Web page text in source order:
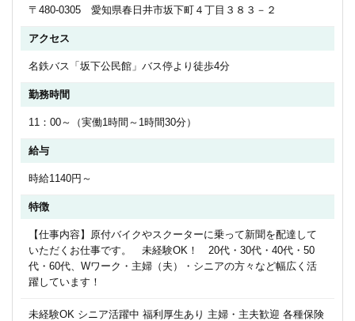
〒480-0305 愛知県春日井市坂下町４丁目３８３－２
アクセス
名鉄バス「坂下公民館」バス停より徒歩4分
勤務時間
11：00～（実働1時間～1時間30分）
給与
時給1140円～
特徴
【仕事内容】原付バイクやスクーターに乗って新聞を配達して
いただくお仕事です。 未経験OK！ 20代・30代・40代・50
代・60代、Wワーク・主婦（夫）・シニアの方々など幅広く活
躍しています！
未経験OK シニア活躍中 福利厚生あり 主婦・主夫歓迎 各種保険